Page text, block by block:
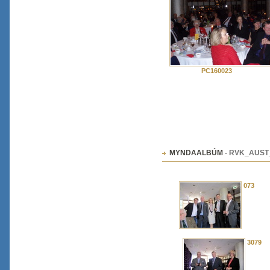
PC160023
MYNDAALBÚM -
073
3079